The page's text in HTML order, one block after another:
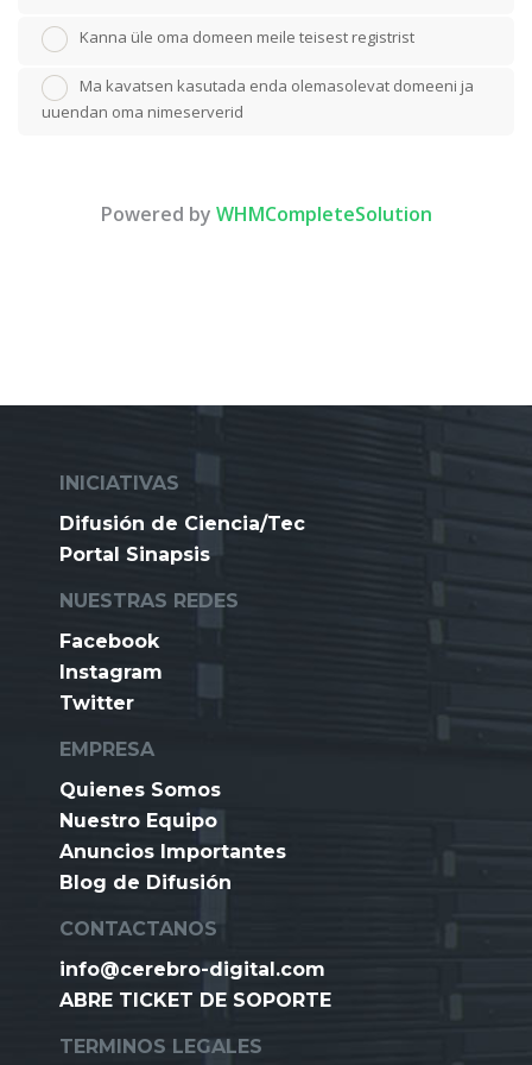
Kanna üle oma domeen meile teisest registrist
Ma kavatsen kasutada enda olemasolevat domeeni ja
uuendan oma nimeserverid
Powered by WHMCompleteSolution
INICIATIVAS
Difusión de Ciencia/Tec
Portal Sinapsis
NUESTRAS REDES
Facebook
Instagram
Twitter
EMPRESA
Quienes Somos
Nuestro Equipo
Anuncios Importantes
Blog de Difusión
CONTACTANOS
info@cerebro-digital.com
ABRE TICKET DE SOPORTE
TERMINOS LEGALES